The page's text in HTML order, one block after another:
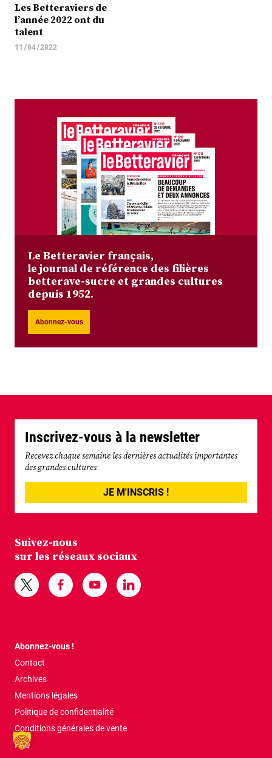
Les Betteraviers de
l’année 2022 ont du
talent
11/04/2022
Le Betteravier français,
le journal de référence des filières
betterave-sucre et grandes cultures
depuis 1952.
Abonnez-vous
Inscrivez-vous à la newsletter
Recevez chaque semaine les dernières actualités importantes
des grandes cultures
JE M'INSCRIS !
Suivez-nous
sur les réseaux sociaux
Abonnez-vous !
Contact
Archives
Mentions légales
Politique de confidentialité
Conditions générales de vente
FAQ